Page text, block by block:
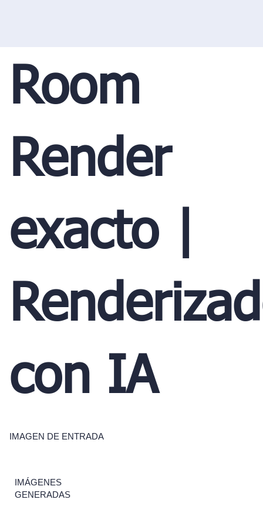
Room
Render
exacto |
con IA
IMAGEN DE ENTRADA
IMÁGENES
GENERADAS